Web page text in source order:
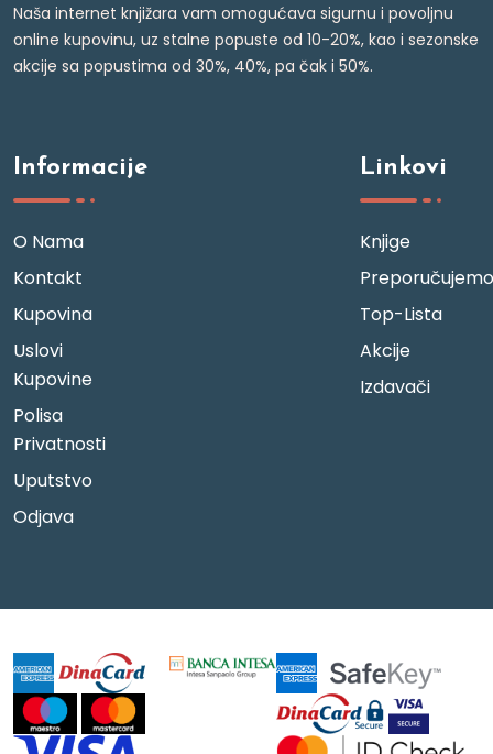
Naša internet knjižara vam omogućava sigurnu i povoljnu
online kupovinu, uz stalne popuste od 10-20%, kao i sezonske
akcije sa popustima od 30%, 40%, pa čak i 50%.
Informacije
O Nama
Kontakt
Kupovina
Uslovi
Kupovine
Polisa
Privatnosti
Uputstvo
Odjava
Linkovi
Knjige
Preporučujemo
Top-Lista
Akcije
Izdavači